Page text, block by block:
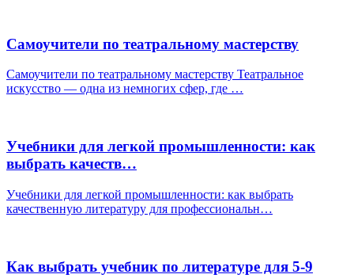
Самоучители по театральному мастерству
Самоучители по театральному мастерству Театральное
искусство — одна из немногих сфер, где …
Учебники для легкой промышленности: как
выбрать качеств…
Учебники для легкой промышленности: как выбрать
качественную литературу для профессиональн…
Как выбрать учебник по литературе для 5-9